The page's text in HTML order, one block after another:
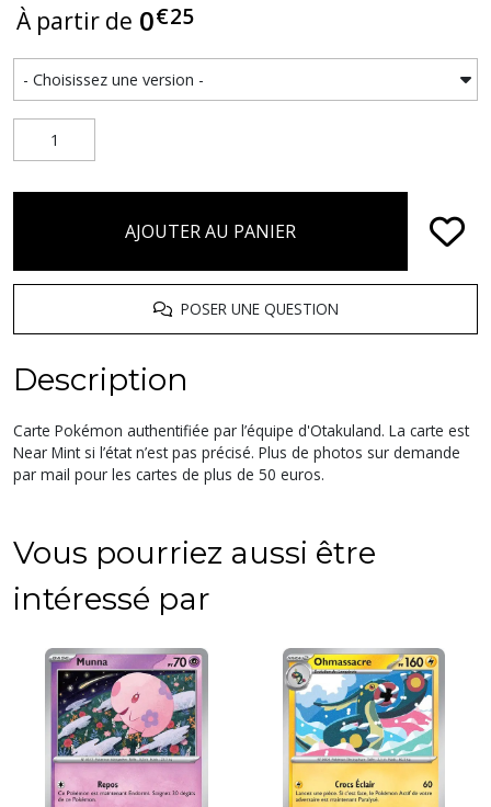
À partir de 0€25
AJOUTER AU PANIER
POSER UNE QUESTION
Description
Carte Pokémon authentifiée par l’équipe d'Otakuland. La carte est
Near Mint si l’état n’est pas précisé. Plus de photos sur demande
par mail pour les cartes de plus de 50 euros.
Vous pourriez aussi être
intéressé par